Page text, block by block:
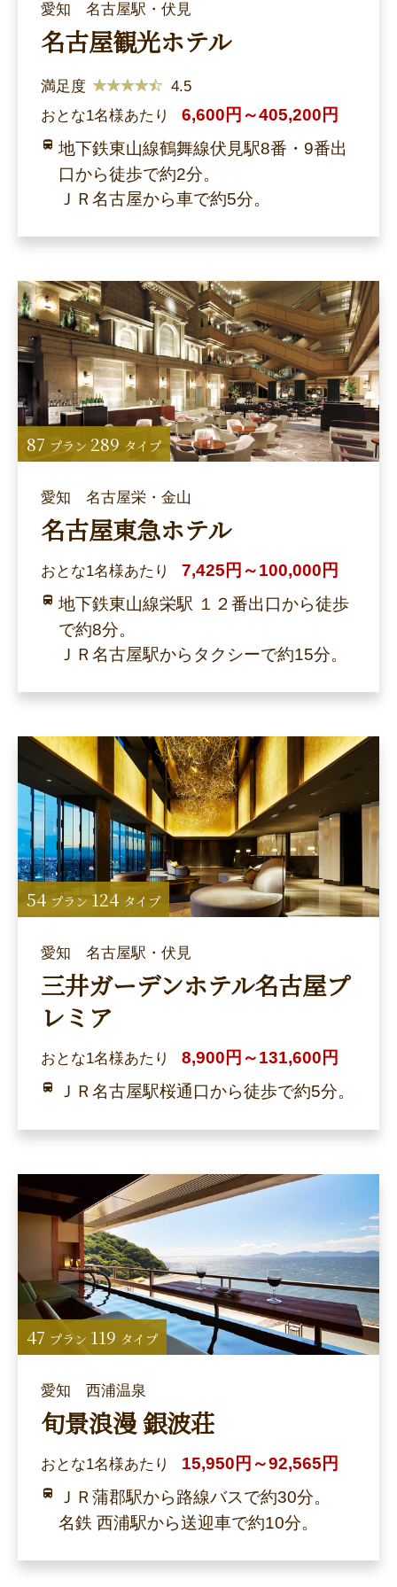
愛知 名古屋駅・伏見
名古屋観光ホテル
満足度
4.5
おとな1名様あたり
6,600円～405,200円
地下鉄東山線鶴舞線伏見駅8番・9番出
口から徒歩で約2分。
ＪＲ名古屋から車で約5分。
愛知 名古屋栄・金山
名古屋東急ホテル
おとな1名様あたり
7,425円～100,000円
地下鉄東山線栄駅 １２番出口から徒歩
で約8分。
ＪＲ名古屋駅からタクシーで約15分。
87 プラン 289 タイプ
愛知 名古屋駅・伏見
三井ガーデンホテル名古屋プ
レミア
おとな1名様あたり
8,900円～131,600円
ＪＲ名古屋駅桜通口から徒歩で約5分。
54プラン 124 タイプ
愛知 西浦温泉
旬景浪漫 銀波荘
おとな1名様あたり
15,950円～92,565円
ＪＲ蒲郡駅から路線バスで約30分。
名鉄 西浦駅から送迎車で約10分。
47 プラン 119 タイプ